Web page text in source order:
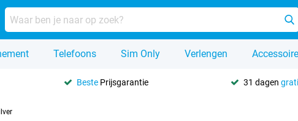
Telefoons Sim Only Verlengen
Beste Prijsgarantie 31 dagen